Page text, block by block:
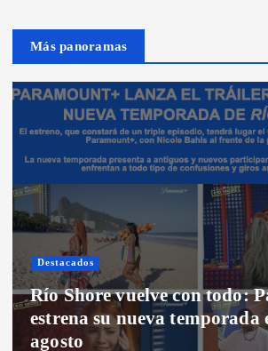
Más panoramas
Destacados
Río Shore vuelve con todo:
estrena su nueva temporada
agosto